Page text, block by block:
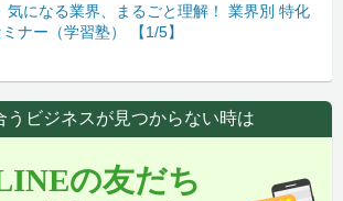
気になる業界、まるごと理解！ 業界別 特化
ナー（学習塾） 【1/5】
うビジネスが見つからない時は
の友だち